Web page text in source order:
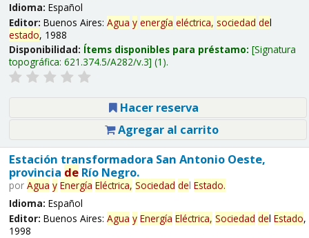
Idioma: Español
Editor: Buenos Aires: Agua y energía eléctrica, sociedad del
estado, 1988
Disponibilidad: Ítems disponibles para préstamo: Signatura
topográfica: 621.374.5/A282/v.3 (1).
Hacer reserva
Agregar al carrito
Estación transformadora San Antonio Oeste,
provincia deRío Negro.
por Agua y Energía Eléctrica, Sociedad del Estado.
Idioma: Español
Editor: Buenos Aires: Agua y Energía Eléctrica, Sociedad del Estado,
1998